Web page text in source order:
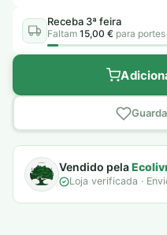
Receba 3ª feira
Faltam 15,00 € para
Vendido pela
Loja verificada ·